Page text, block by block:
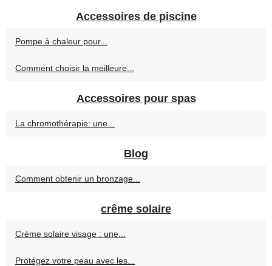
Accessoires de piscine
Pompe à chaleur pour...
Comment choisir la meilleure...
Accessoires pour spas
La chromothérapie: une...
Blog
Comment obtenir un bronzage...
crême solaire
Crème solaire visage : une...
Protégez votre peau avec les...